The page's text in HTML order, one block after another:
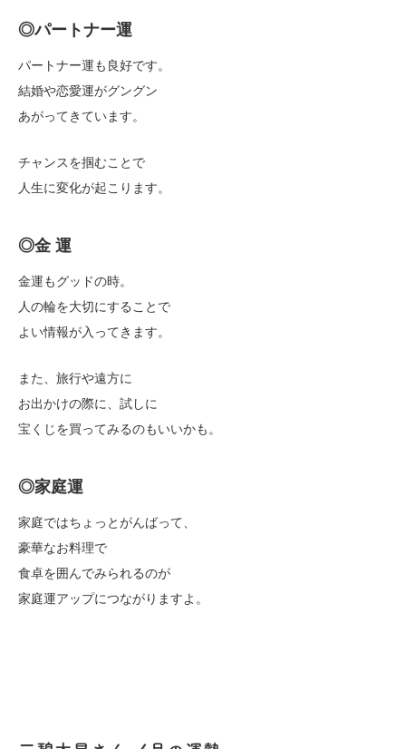
◎パートナー運
パートナー運も良好です。
結婚や恋愛運がグングン
あがってきています。
チャンスを掴むことで
人生に変化が起こります。
◎金 運
金運もグッドの時。
人の輪を大切にすることで
よい情報が入ってきます。
また、旅行や遠方に
お出かけの際に、試しに
宝くじを買ってみるのもいいかも。
◎家庭運
家庭ではちょっとがんばって、
豪華なお料理で
食卓を囲んでみられるのが
家庭運アップにつながりますよ。